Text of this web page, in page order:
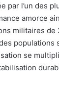
par l’un des
amorce
militaires de
populations
se